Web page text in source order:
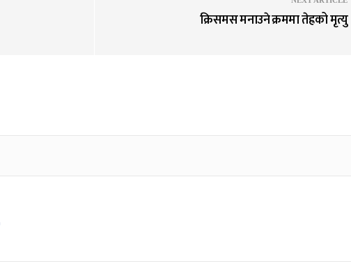
क्रिसमस मनाउने क्रममा तेह्रको मृत्यु